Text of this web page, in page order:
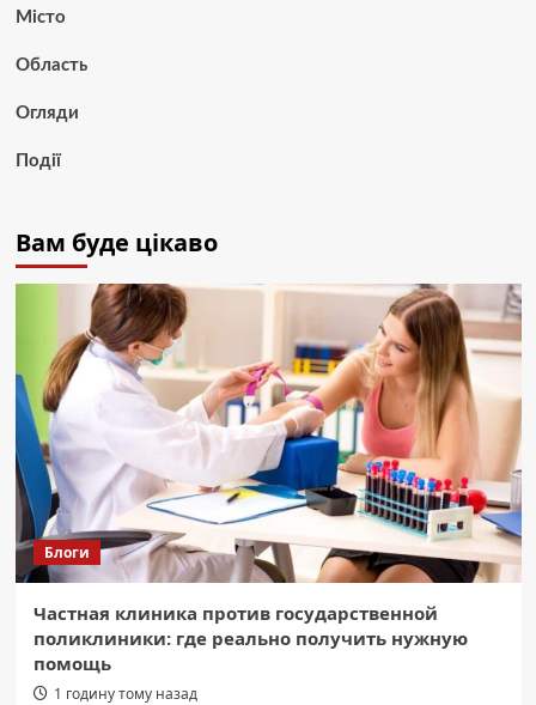
Місто
Область
Огляди
Події
Вам буде цікаво
Блоги
Частная клиника против государственной
поликлиники: где реально получить нужную
помощь
1 годину тому назад